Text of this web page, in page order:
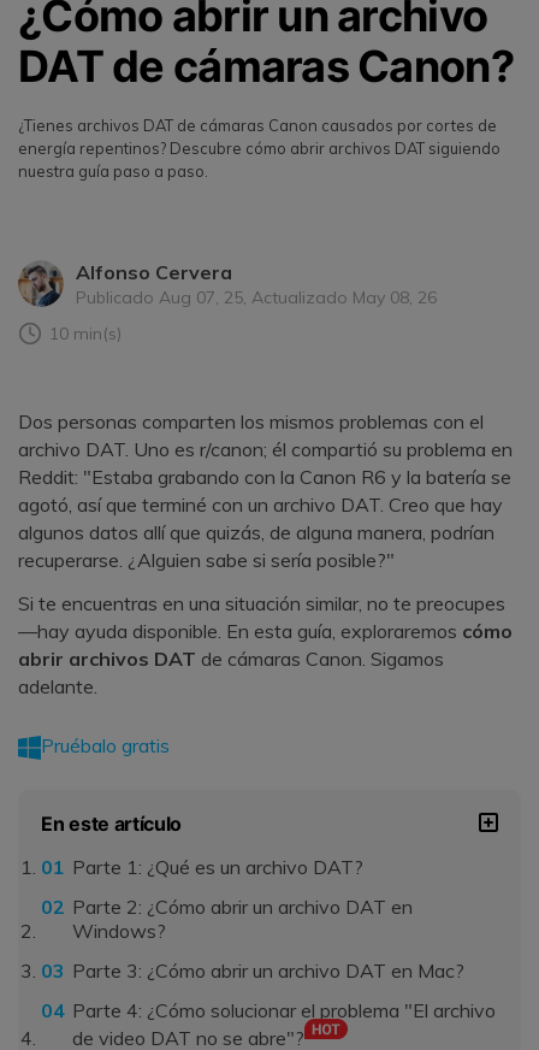
¿Cómo abrir un archivo
DAT de cámaras Canon?
¿Tienes archivos DAT de cámaras Canon causados por cortes de
energía repentinos? Descubre cómo abrir archivos DAT siguiendo
nuestra guía paso a paso.
Alfonso Cervera
Publicado Aug 07, 25, Actualizado May 08, 26
10 min(s)
Dos personas comparten los mismos problemas con el
archivo DAT. Uno es r/canon; él compartió su problema en
Reddit: "Estaba grabando con la Canon R6 y la batería se
agotó, así que terminé con un archivo DAT. Creo que hay
algunos datos allí que quizás, de alguna manera, podrían
recuperarse. ¿Alguien sabe si sería posible?"
Si te encuentras en una situación similar, no te preocupes
—hay ayuda disponible. En esta guía, exploraremos cómo
abrir archivos DAT de cámaras Canon. Sigamos
adelante.
Pruébalo gratis
En este artículo
Parte 1: ¿Qué es un archivo DAT?
Parte 2: ¿Cómo abrir un archivo DAT en
Windows?
Parte 3: ¿Cómo abrir un archivo DAT en Mac?
Parte 4: ¿Cómo solucionar el problema "El archivo
de video DAT no se abre"?